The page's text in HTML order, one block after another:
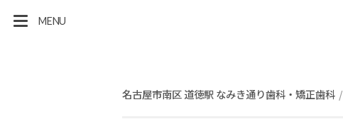
MENU
名古屋市南区 道徳駅 なみき通り歯科・矯正歯科